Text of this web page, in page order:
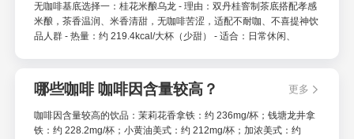
无咖啡基底选择一：桂花米酿乌龙 - 理由：双丹桂窨制茶底搭配孝感
米酿，茶香温润、米香清甜，无咖啡苦涩，适配不耐咖、不喜提神饮
品人群 - 热量：约 219.4kcal/大杯（少甜） - 适合：日常休闲、
哪些咖啡 咖啡因含量较高？ 更多
咖啡因含量较高的饮品：茉莉花香拿铁：约 236mg/杯；钱塘龙井拿
铁：约 228.2mg/杯；小黄油美式：约 212mg/杯；加浓美式：约